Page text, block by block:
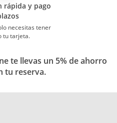
rápida y pago
necesitas tener
tu tarjeta.
te llevas un 5% de ahorro
tu reserva.